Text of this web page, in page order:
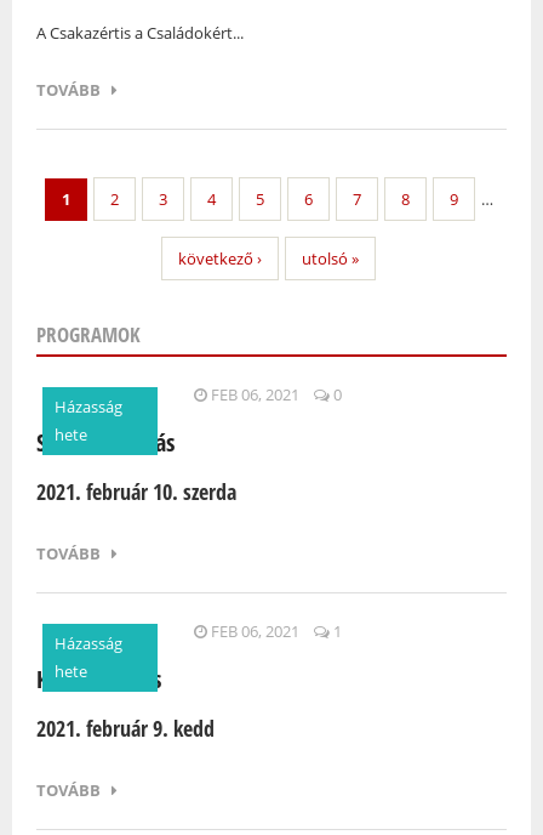
A Csakazértis a Családokért...
TOVÁBB
1 2 3 4 5 6 7 8 9 …
következő › utolsó »
PROGRAMOK
Házasság
hete
FEB 06, 2021 0
Szerdai kihívás
2021. február 10. szerda
TOVÁBB
Házasság
hete
FEB 06, 2021 1
Keddi kihívás
2021. február 9. kedd
TOVÁBB
Oldalak